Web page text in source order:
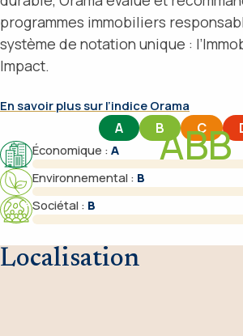
programmes immobiliers
système de notation unique :
Impact.
En savoir plus sur l’indice Orama
Économique : A
Environnemental : B
Sociétal : B
ABB
A B C
Localisation